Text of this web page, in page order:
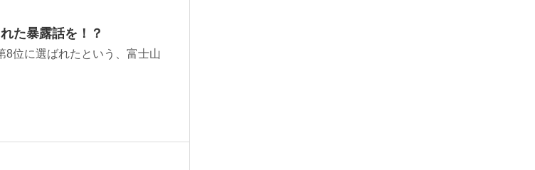
た暴露話を！？
8位に選ばれたという、富士山